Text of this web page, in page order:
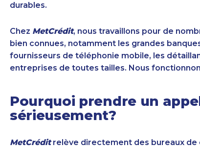
durables.
Chez MetCrédit, nous travaillons pour de
bien connues, notamment les grandes
fournisseurs de téléphonie mobile, les
entreprises de toutes tailles. Nous
Pourquoi prendre un
sérieusement?
MetCréditrelève directement des bureaux de